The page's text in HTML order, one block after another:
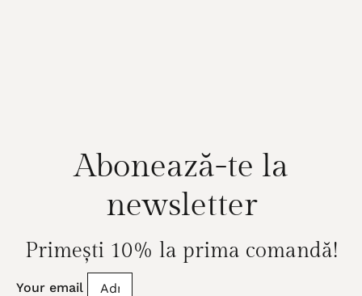
Abonează-te la
newsletter
Primești 10% la prima comandă!
Your email